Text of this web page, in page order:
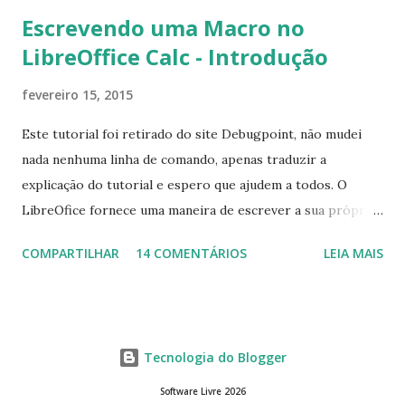
Escrevendo uma Macro no
LibreOffice Calc - Introdução
fevereiro 15, 2015
Este tutorial foi retirado do site Debugpoint, não mudei
nada nenhuma linha de comando, apenas traduzir a
explicação do tutorial e espero que ajudem a todos. O
LibreOfice fornece uma maneira de escrever a sua própria
aplicativo de escritório. Você pode usar Python ou Basic
iremos criar uma macro que iria colocar a string ' Olá
Mundo' na primeira célula do LibreOffice Calc ou seja, a
COMPARTILHAR 14 COMENTÁRIOS LEIA MAIS
Tecnologia do Blogger
Software Livre 2026